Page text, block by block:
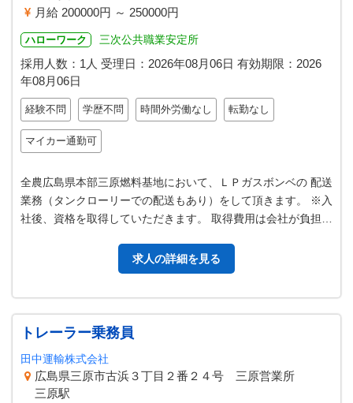
月給 200000円 ～ 250000円
ハローワーク 三次公共職業安定所
採用人数：1人 受理日： 2026年08月06日 有効期限： 2026
年08月06日
経験不問 学歴不問 時間外労働なし 転勤なし
マイカー通勤可
全農広島県本部三原燃料基地において、ＬＰガスボンベの 配送
業務（タンクローリーでの配送もあり）をして頂きます。 ※入
社後、資格を取得していただきます。 取得費用は会社が負担し
求人の詳細を見る
トレーラー乗務員
田中運輸株式会社
広島県三原市古浜３丁目２番２４号 三原営業所
三原駅